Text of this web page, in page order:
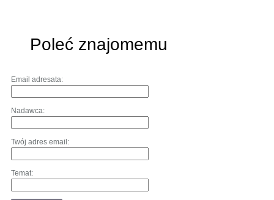
Poleć znajomemu
Email adresata:
Nadawca:
Twój adres email:
Temat: